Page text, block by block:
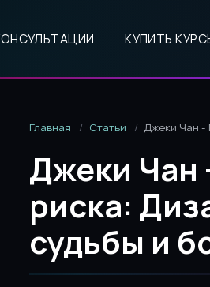
КУПИТЬ
Главная Статьи Джеки Чан -
Джеки Чан
риска:
судьбы и